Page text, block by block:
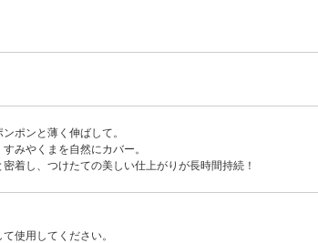
ポンと薄く伸ばして。
みやくまを自然にカバー。
着し、つけたての美しい仕上がりが長時間持続！
使用してください。